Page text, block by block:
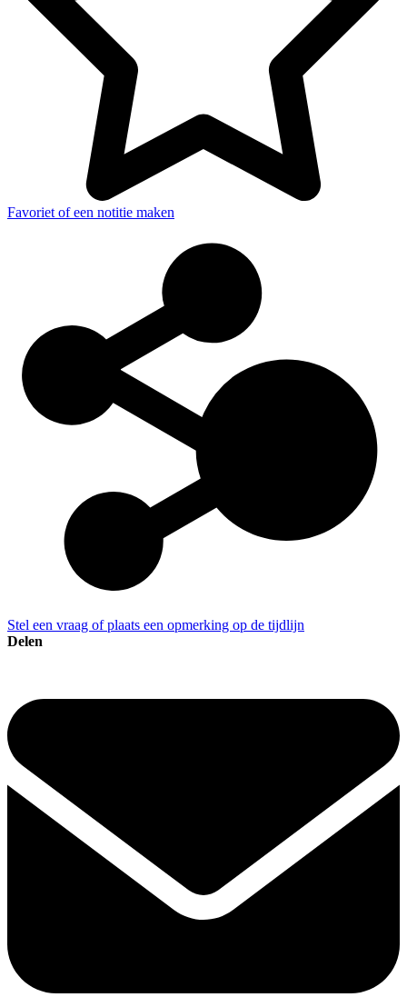
Favoriet of een notitie maken
Stel een vraag of plaats een opmerking op de tijdlijn
Delen